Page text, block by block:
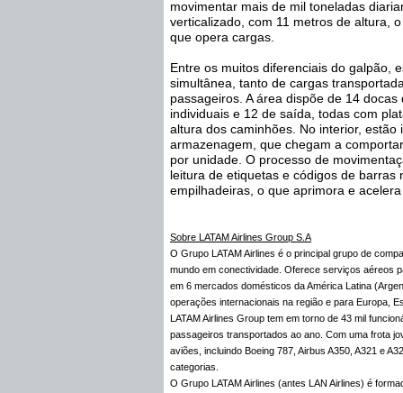
movimentar mais de mil toneladas
verticalizado, com 11 metros de altura,
que opera cargas.
Entre os muitos diferenciais do galpão,
simultânea, tanto de cargas
passageiros. A área dispõe de 14
individuais e 12 de saída, todas com
altura dos caminhões. No interior,
armazenagem, que chegam a
por unidade. O processo de
leitura de etiquetas e códigos de
empilhadeiras, o que aprimora e acelera
Sobre LATAM Airlines Group S.A
O Grupo LATAM Airlines é o principal grupo de
mundo em conectividade. Oferece serviços aéreos
em 6 mercados domésticos da América Latina
operações internacionais na região e para Europa,
LATAM Airlines Group tem em torno de 43 mil
passageiros transportados ao ano. Com uma frota
aviões, incluindo Boeing 787, Airbus A350, A321 e
categorias.
O Grupo LATAM Airlines (antes LAN Airlines) é